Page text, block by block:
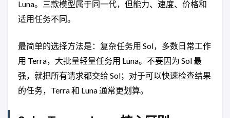
Luna。三款模型属于同一代，但能力、速度、价格和
适用任务不同。
最简单的选择方法是：复杂任务用 Sol，多数日常工作
用 Terra，大批量轻量任务用 Luna。不要因为 Sol 最
强，就把所有请求都交给 Sol；对于可以快速检查结果
的任务，Terra 和 Luna 通常更划算。